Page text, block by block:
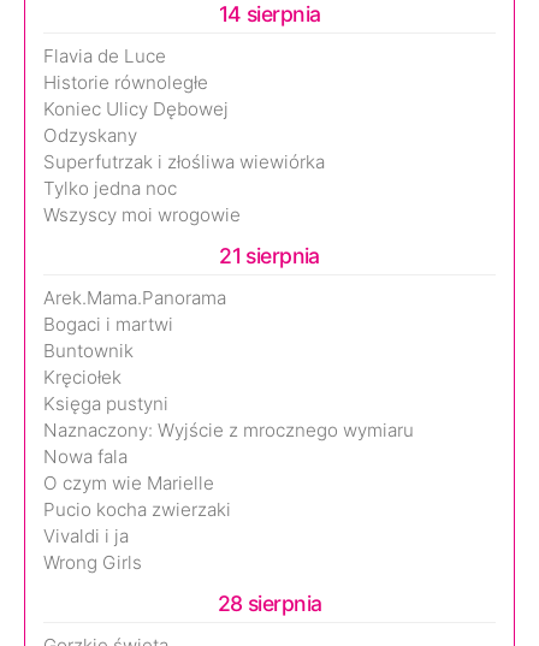
14 sierpnia
Flavia de Luce
Historie równoległe
Koniec Ulicy Dębowej
Odzyskany
Superfutrzak i złośliwa wiewiórka
Tylko jedna noc
Wszyscy moi wrogowie
21 sierpnia
Arek.Mama.Panorama
Bogaci i martwi
Buntownik
Kręciołek
Księga pustyni
Naznaczony: Wyjście z mrocznego wymiaru
Nowa fala
O czym wie Marielle
Pucio kocha zwierzaki
Vivaldi i ja
Wrong Girls
28 sierpnia